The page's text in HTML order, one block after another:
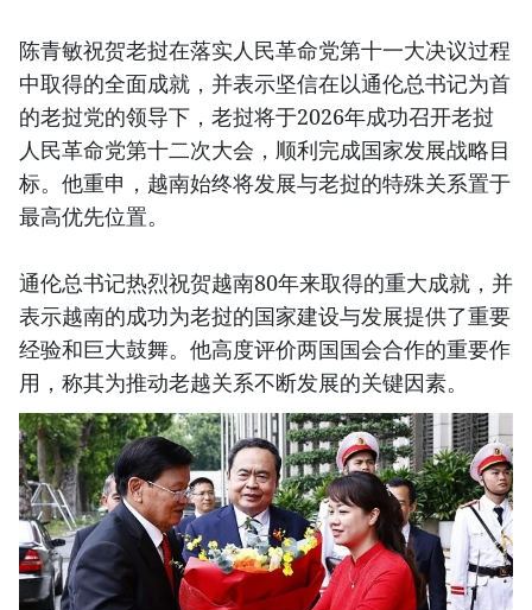
陈青敏祝贺老挝在落实人民革命党第十一大决议过程
中取得的全面成就，并表示坚信在以通伦总书记为首
的老挝党的领导下，老挝将于2026年成功召开老挝
人民革命党第十二次大会，顺利完成国家发展战略目
标。他重申，越南始终将发展与老挝的特殊关系置于
最高优先位置。
通伦总书记热烈祝贺越南80年来取得的重大成就，并
表示越南的成功为老挝的国家建设与发展提供了重要
经验和巨大鼓舞。他高度评价两国国会合作的重要作
用，称其为推动老越关系不断发展的关键因素。